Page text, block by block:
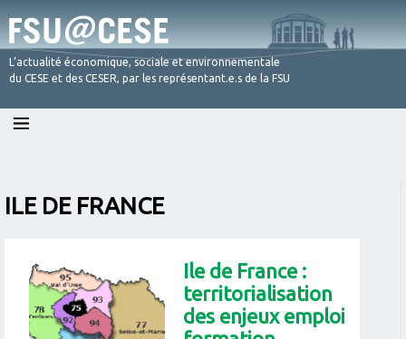
L’actualité économique, sociale et environnementale
du CESE et des CESER, par les représentant.e.s de la FSU
Skip
ILE DE FRANCE
Ile de France :
territorialisation
des enjeux emploi